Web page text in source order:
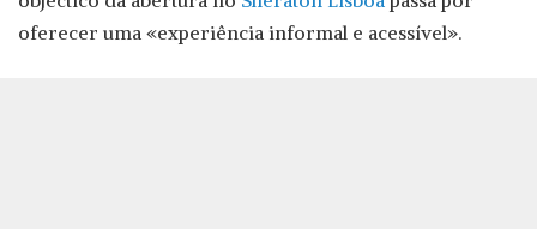
oferecer uma «experiência informal e acessível».